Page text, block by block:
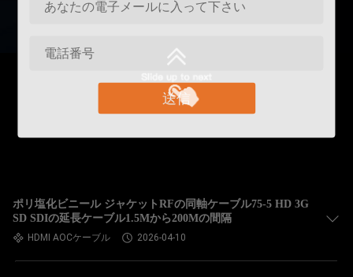
送信
ポリ塩化ビニール ジャケットRFの同軸ケーブル75-5 HD 3G
SD SDIの延長ケーブル1.5Mから200Mの間隔
HDMI AOCケーブル 2026-04-10